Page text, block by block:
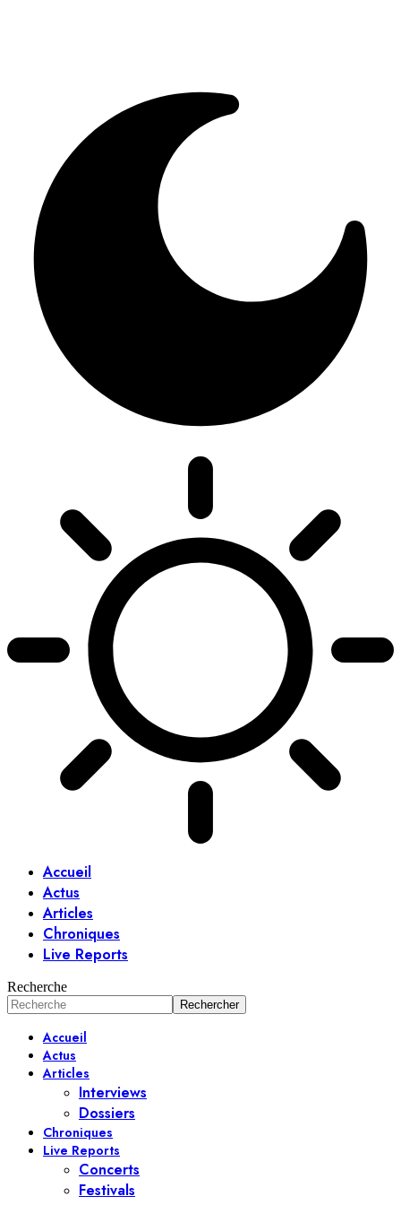
Accueil
Actus
Articles
Chroniques
Live Reports
Recherche
Accueil
Actus
Articles
Interviews
Dossiers
Chroniques
Live Reports
Concerts
Festivals